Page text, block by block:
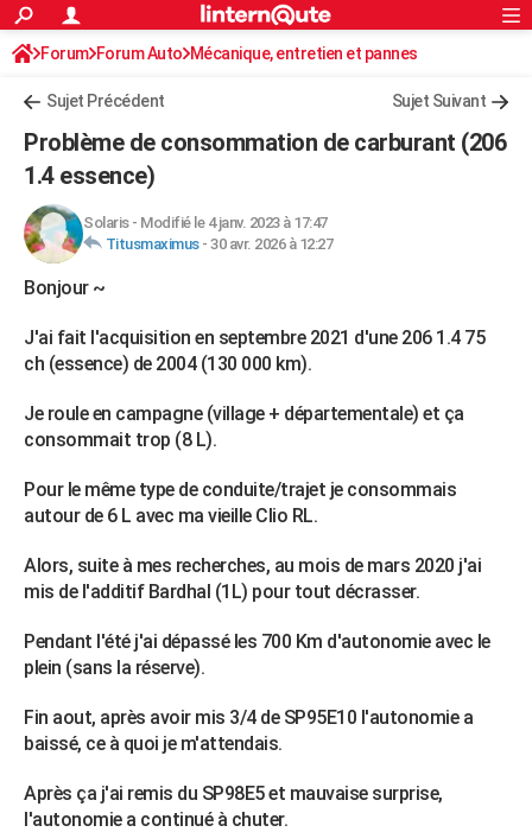
ACTUALITÉS
Politique
Société
Faits Divers
Education
Monde
Villes
+
Programme TV
TNTStreaming
Cinéma
Sorties cinéma
Musique
+FINANCE
Retraite
Impôts
Epargne
Immobilier
Risques naturels par ville
Banque
Assurance
Crédit
AUTO
Essais
Réserver un essai
Citadines
Berlines
SUV
Forum auto
HIGH-TECH
Forum
Aménagement intérieur
Extérieur
Cuisine
Salle de bains
Jardinage
Rangement
WEEK-END
Guides de France
Escapades
Patrimoine
Expositions
Musées
Week-end nature
LIFESTYLE
Alimentation
Guide de la santé
Maladies
Médicaments
Sommeil
VOYAGE
Destinations
City break
Voyage nature
Voyage de noces
Forum
Climat
PHOTO
BONS PLANS
Carte de Noël
Carte Bonne année
Carte Saint-Valentin
Carte Pâques
Carte d'anniversaire
DICTIONNAIRE
Dictionnaire
Biographies
Citations
Expressions
Proverbes
PROGRAMME TV
Rechercher
S'inscrire
Connexion
Forum Forum Auto Mécanique, entretien et pannes
Sujet Précédent Sujet Suivant
Problème de consommation de carburant (206
1.4 essence)
Solaris- Modifié le 4 janv. 2023 à 17:47
Titusmaximus- 30 avr. 2026 à 12:27
Bonjour ~
J'ai fait l'acquisition en septembre 2021 d'une 206 1.4 75
ch (essence) de 2004 (130 000 km).
Je roule en campagne (village + départementale) et ça
consommait trop (8 L).
Pour le même type de conduite/trajet je consommais
autour de 6 L avec ma vieille Clio RL.
Alors, suite à mes recherches, au mois de mars 2020 j'ai
mis de l'additif Bardhal (1L) pour tout décrasser.
Pendant l'été j'ai dépassé les 700 Km d'autonomie avec le
plein (sans la réserve).
Fin aout, après avoir mis 3/4 de SP95E10 l'autonomie a
baissé, ce à quoi je m'attendais.
Après ça j'ai remis du SP98E5 et mauvaise surprise,
l'autonomie a continué à chuter.